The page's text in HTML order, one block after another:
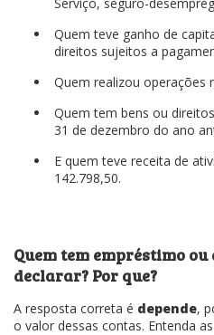
Quem teve ganho de
direitos sujeitos a
Quem realizou operações
Quem tem bens ou
31 de dezembro do ano
E quem teve receita de
142.798,50.
Quem tem empréstimo
declarar? Por que?
A resposta correta é depende,
o valor dessas contas. Entenda